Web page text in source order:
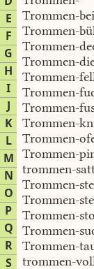
E
F
G
H
I
J
K
L
M
N
O
P
Q
R
S
Trommen-
Trommen-
Trommen-
Trommen-
Trommen-
Trommen-
Trommen-
Trommen-
Trommen-
Trommen-
trommen-
Trommen-
Trommen-
Trommen-
Trommen-
Trommen-
trommen-